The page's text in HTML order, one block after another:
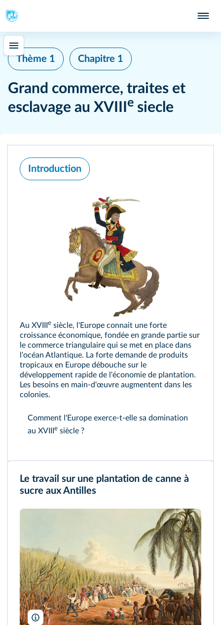
Thème 1 Chapitre 1
Grand commerce, traites et
esclavage au XVIII e siecle
Introduction
Au XVIII e siècle, l'Europe connait une forte
croissance économique, fondée en grande partie sur
le commerce triangulaire qui se met en place dans
l'océan Atlantique. La forte demande de produits
tropicaux en Europe débouche sur le
développement rapide de l'économie de plantation.
Les besoins en main-d'œuvre augmentent dans les
colonies.
Comment l'Europe exerce-t-elle sa domination
au XVIII e siècle ?
Le travail sur une plantation de canne à
sucre aux Antilles
British Library/AKG